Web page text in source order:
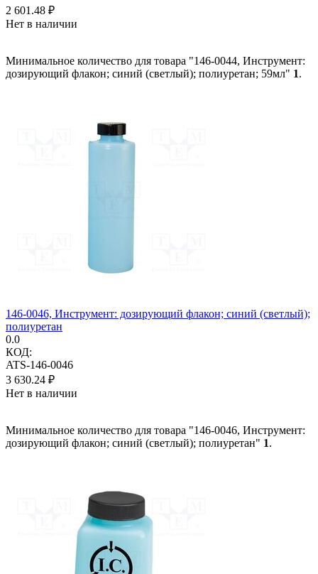
2 601.48 ₽
Нет в наличии
Минимальное количество для товара "146-0044, Инструмент:
дозирующий флакон; синий (светлый); полиуретан; 59мл" 1.
146-0046, Инструмент: дозирующий флакон; синий (светлый);
полиуретан
0.0
КОД:
ATS-146-0046
3 630.24 ₽
Нет в наличии
Минимальное количество для товара "146-0046, Инструмент:
дозирующий флакон; синий (светлый); полиуретан" 1.